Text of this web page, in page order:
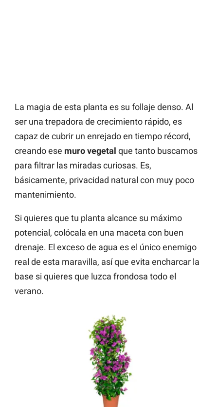
La magia de esta planta es su follaje denso. Al
ser una trepadora de crecimiento rápido, es
capaz de cubrir un enrejado en tiempo récord,
creando ese muro vegetal que tanto buscamos
para filtrar las miradas curiosas. Es,
básicamente, privacidad natural con muy poco
mantenimiento.
Si quieres que tu planta alcance su máximo
potencial, colócala en una maceta con buen
drenaje. El exceso de agua es el único enemigo
real de esta maravilla, así que evita encharcar la
base si quieres que luzca frondosa todo el
verano.